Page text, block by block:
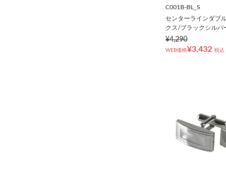
C001B-BL_S
センターラインダブ
クス/ブラックシルバ
¥4,290
WEB価格¥3,432 税込